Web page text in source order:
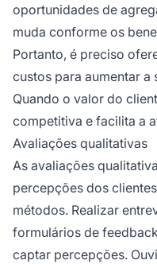
oportunidades de
muda conforme os
Portanto, é preciso
custos para aumentar
Quando o valor do
competitiva e facilita a
Avaliações qualitativas
As avaliações
percepções dos
métodos. Realizar
formulários de
captar percepções.